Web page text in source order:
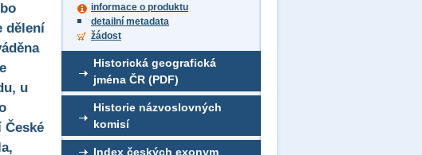
informace o produktu
detailní metadata
žádost
Historická geografická
jména ČR (PDF)
Historie názvoslovných
komisí
Index českých exonym
dělení
u